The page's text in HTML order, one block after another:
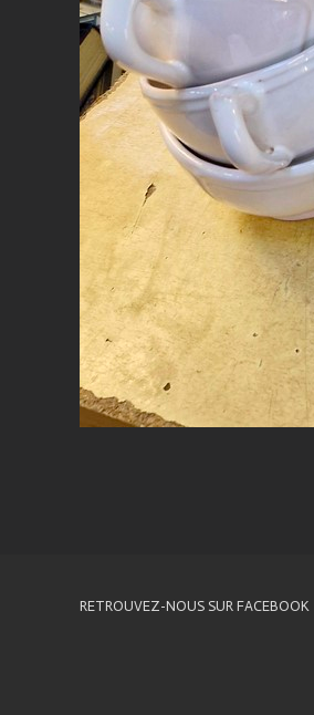
RETROUVEZ-NOUS SUR FACEBOOK